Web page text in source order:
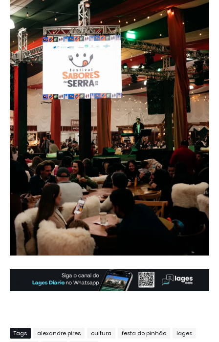
Tags alexandre pires cultura festa do pinhão
lages